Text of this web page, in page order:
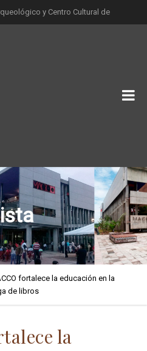
y Centro Cultural de
fortalece la educación en la
de libros
la